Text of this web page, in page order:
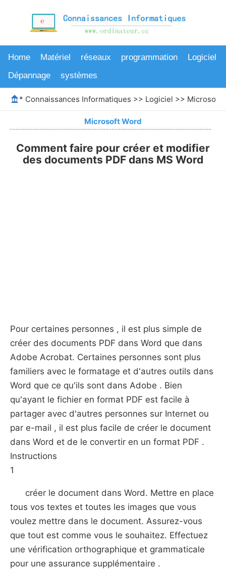
Home Matériel réseaux programmation
Logiciel
Dépannage
systèmes
* Connaissances Informatiques >> Logiciel >> Microsoft
Microsoft Word
Comment faire pour créer et modifier
des documents PDF dans MS Word
Pour certaines personnes , il est plus simple de
créer des documents PDF dans Word que dans
Adobe Acrobat. Certaines personnes sont plus
familiers avec le formatage et d'autres outils dans
Word que ce qu'ils sont dans Adobe . Bien
qu'ayant le fichier en format PDF est facile à
partager avec d'autres personnes sur Internet ou
par e-mail , il est plus facile de créer le document
dans Word et de le convertir en un format PDF .
Instructions
1
créer le document dans Word. Mettre en place
tous vos textes et toutes les images que vous
voulez mettre dans le document. Assurez-vous
que tout est comme vous le souhaitez. Effectuez
une vérification orthographique et grammaticale
pour une assurance supplémentaire .